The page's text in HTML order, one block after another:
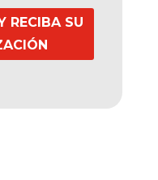
RECIBA SU